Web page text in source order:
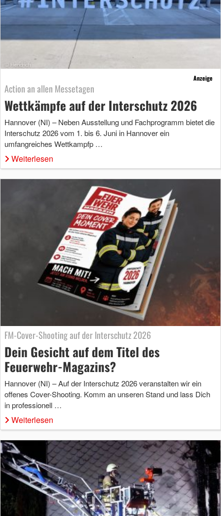
Anzeige
Action an allen Messetagen
Wettkämpfe auf der Interschutz 2026
Hannover (NI) – Neben Ausstellung und Fachprogramm bietet die
Interschutz 2026 vom 1. bis 6. Juni in Hannover ein
umfangreiches Wettkampfp …
Weiterlesen
FM-Cover-Shooting auf der Interschutz 2026
Dein Gesicht auf dem Titel des
Feuerwehr-Magazins?
Hannover (NI) – Auf der Interschutz 2026 veranstalten wir ein
offenes Cover-Shooting. Komm an unseren Stand und lass Dich
in professionell …
Weiterlesen